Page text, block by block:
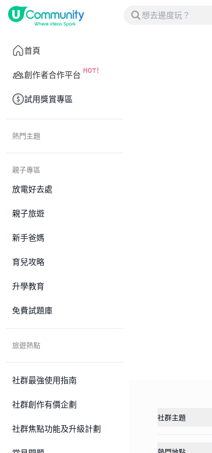
首頁
創作者合作平台
試用獎賞專區
熱門主題
親子專區
放電好去處
親子旅遊
新手爸媽
育兒攻略
升學教育
免費試題庫
旅遊熱點
社群最強使用指南
社群創作有價企劃
社群焦點功能及升級計劃
社群主題